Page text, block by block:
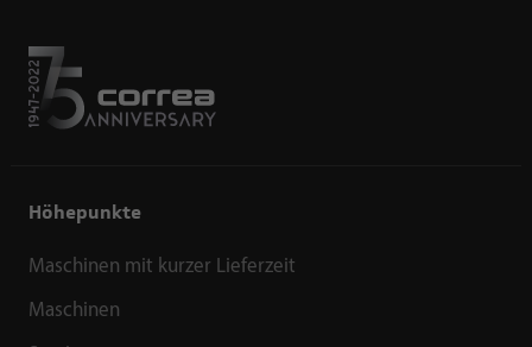
Höhepunkte
Maschinen mit kurzer Lieferzeit
Maschinen